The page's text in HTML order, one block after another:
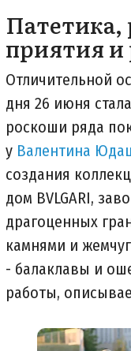
Патетика,
приятия и
Отличительной
дня 26 июня
роскоши ряда
у Валентина
создания
дом BVLGARI,
драгоценных
камнями и
- балаклавы и
работы,